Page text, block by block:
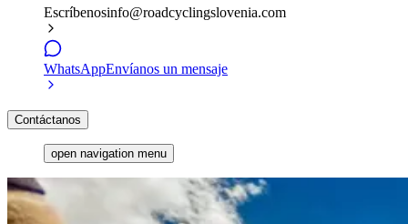
Escríbenosinfo@roadcyclingslovenia.com
WhatsAppEnvíanos un mensaje
Contáctanos
open navigation menu